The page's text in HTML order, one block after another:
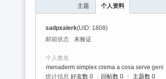
主题 个人资料
sadpxalerk(UID: 1808)
邮箱状态
未验证
个人签名
menaderm simplex crema a cosa serve geni
统计信息 好友数 0 回帖数 0 主题数 0